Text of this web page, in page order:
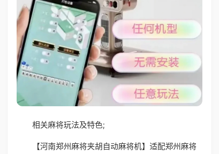
相关麻将玩法及特色;
【河南郑州麻将夹胡自动麻将机】适配郑州麻将